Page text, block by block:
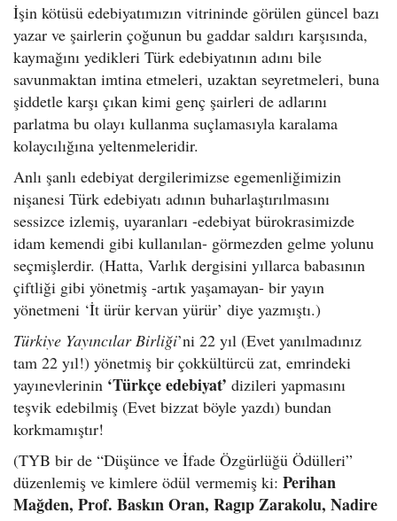
İşin kötüsü edebiyatımızın vitrininde görülen güncel bazı
yazar ve şairlerin çoğunun bu gaddar saldırı karşısında,
kaymağını yedikleri Türk edebiyatının adını bile
savunmaktan imtina etmeleri, uzaktan seyretmeleri, buna
şiddetle karşı çıkan kimi genç şairleri de adlarını
parlatma bu olayı kullanma suçlamasıyla karalama
kolaycılığına yeltenmeleridir.
Anlı şanlı edebiyat dergilerimizse egemenliğimizin
nişanesi Türk edebiyatı adının buharlaştırılmasını
sessizce izlemiş, uyaranları -edebiyat bürokrasimizde
idam kemendi gibi kullanılan- görmezden gelme yolunu
seçmişlerdir. (Hatta, Varlık dergisini yıllarca babasının
çiftliği gibi yönetmiş -artık yaşamayan- bir yayın
yönetmeni ‘İt ürür kervan yürür’ diye yazmıştı.)
Türkiye Yayıncılar Birliği’ni 22 yıl (Evet yanılmadınız
tam 22 yıl!) yönetmiş bir çokkültürcü zat, emrindeki
yayınevlerinin ‘Türkçe edebiyat’ dizileri yapmasını
teşvik edebilmiş (Evet bizzat böyle yazdı) bundan
korkmamıştır!
(TYB bir de “Düşünce ve İfade Özgürlüğü Ödülleri”
düzenlemiş ve kimlere ödül vermemiş ki: Perihan
Mağden, Prof. Baskın Oran, Ragıp Zarakolu, Nadire